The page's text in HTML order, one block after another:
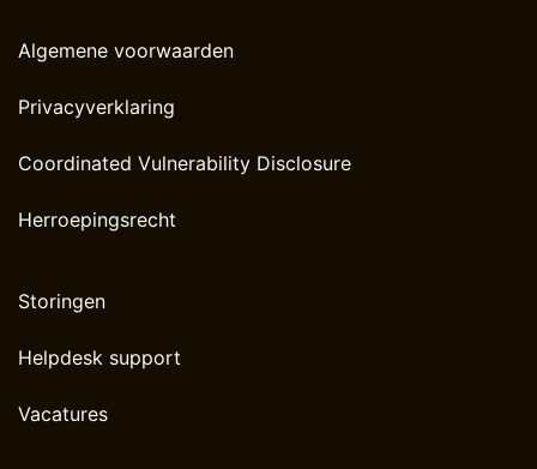
Algemene voorwaarden
Privacyverklaring
Coordinated Vulnerability Disclosure
Herroepingsrecht
Storingen
Helpdesk support
Vacatures